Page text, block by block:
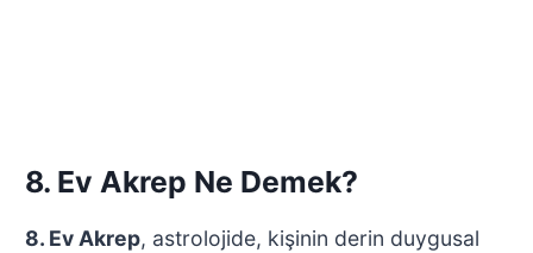
8. Ev Akrep Ne Demek?
8. Ev Akrep, astrolojide, kişinin derin duygusal